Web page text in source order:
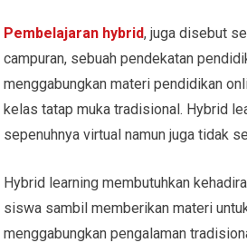
Pembelajaran hybrid, juga disebut
campuran, sebuah pendekatan
menggabungkan materi pendidikan
kelas tatap muka tradisional. Hybrid
sepenuhnya virtual namun juga tidak
Hybrid learning membutuhkan
siswa sambil memberikan materi
menggabungkan pengalaman